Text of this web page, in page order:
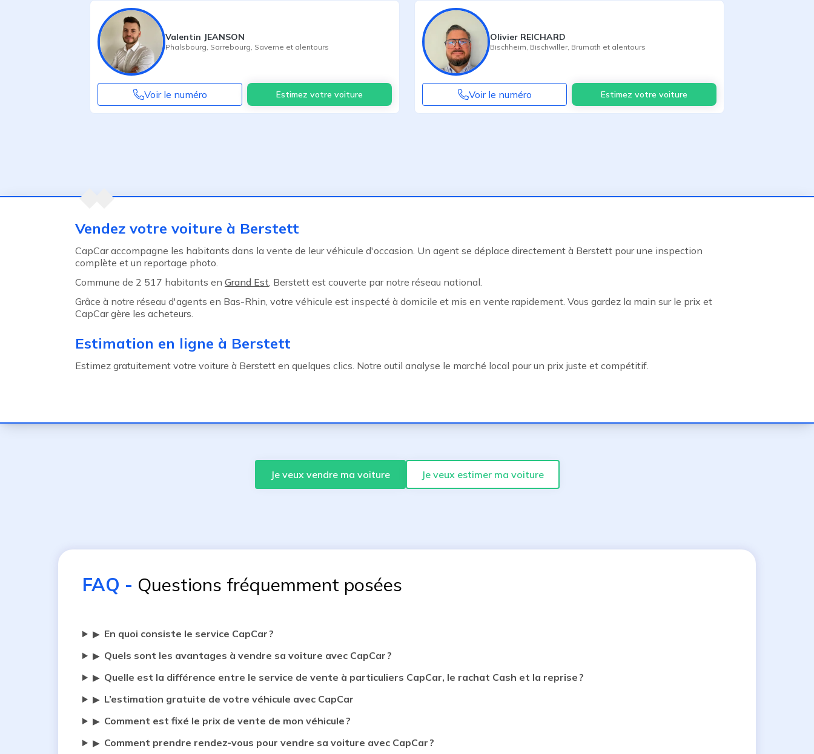
Valentin JEANSON
Phalsbourg Sarrebourg Saverne et alentours
Voir le numéro Estimez votre voiture
Olivier REICHARD
Bischheim Bischwiller, Brumath et alentours
Voir le numéro Estimez votre voiture
Agent précédentVendez votre voiture à Berstett
CapCar accompagne les habitants dans la vente de leur véhicule d'occasion. Un agent se déplace directement à Berstett pour une inspection
complète et un reportage photo.
Commune de 2 517 habitants en Grand Est, Berstett est couverte par notre réseau national.
Grâce à notre réseau d'agents en Bas-Rhin, votre véhicule est inspecté à domicile et mis en vente rapidement. Vous gardez la main sur le prix et
CapCar gère les acheteurs.
Estimation en ligne à Berstett
Estimez gratuitement votre voiture à Berstett en quelques clics. Notre outil analyse le marché local pour un prix juste et compétitif.
Je veux vendre ma voiture Je veux estimer ma voiture
FAQ - Questions fréquemment posées
▶ En quoi consiste le service CapCar ?
▶ Quels sont les avantages à vendre sa voiture avec CapCar ?
▶ Quelle est la différence entre le service de vente à particuliers CapCar, le rachat Cash et la reprise ?
▶ L’estimation gratuite de votre véhicule avec CapCar
▶ Comment est fixé le prix de vente de mon véhicule ?
▶ Comment prendre rendez-vous pour vendre sa voiture avec CapCar ?